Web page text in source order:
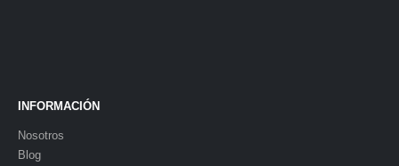
INFORMACIÓN
Nosotros
Blog